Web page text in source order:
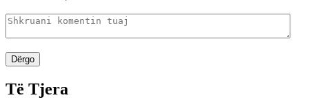
Dërgo
Të Tjera